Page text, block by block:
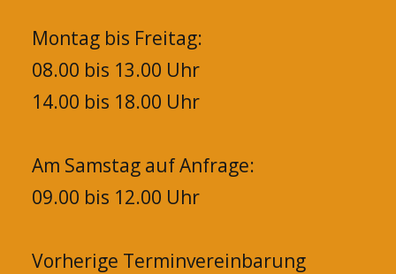
Montag bis Freitag:
08.00 bis 13.00 Uhr
14.00 bis 18.00 Uhr
Am Samstag auf Anfrage:
09.00 bis 12.00 Uhr
Vorherige Terminvereinbarung